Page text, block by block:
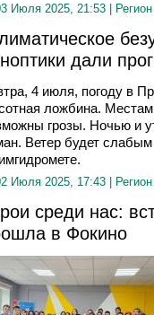
Июля 2025, 21:53 |
дали
4 июля, погоду в
ложбина.
грозы. Ночью и
Ветер будет
Июля 2025, 17:43 |
среди нас:
в Фокино